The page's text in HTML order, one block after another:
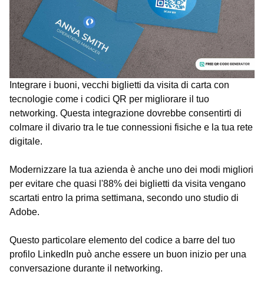
Integrare i buoni, vecchi biglietti da visita di carta con
tecnologie come i codici QR per migliorare il tuo
networking. Questa integrazione dovrebbe consentirti di
colmare il divario tra le tue connessioni fisiche e la tua rete
digitale.
Modernizzare la tua azienda è anche uno dei modi migliori
per evitare che quasi l'88% dei biglietti da visita vengano
scartati entro la prima settimana, secondo uno studio di
Adobe.
Questo particolare elemento del codice a barre del tuo
profilo LinkedIn può anche essere un buon inizio per una
conversazione durante il networking.